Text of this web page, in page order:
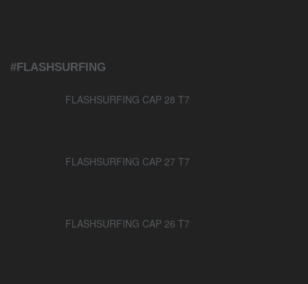
#FLASHSURFING
FLASHSURFING CAP 28 T7
FLASHSURFING CAP 27 T7
FLASHSURFING CAP 26 T7